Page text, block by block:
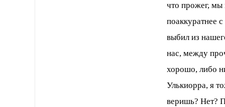
что прожег,
поаккуратнее
выбил из
нас, между
хорошо, либо
Улькиорра, я
веришь? Нет?